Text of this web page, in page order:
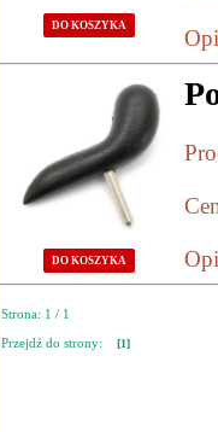
DO KOSZYKA
DO KOSZYKA
Strona: 1 / 1
Przejdź do strony:
[1]